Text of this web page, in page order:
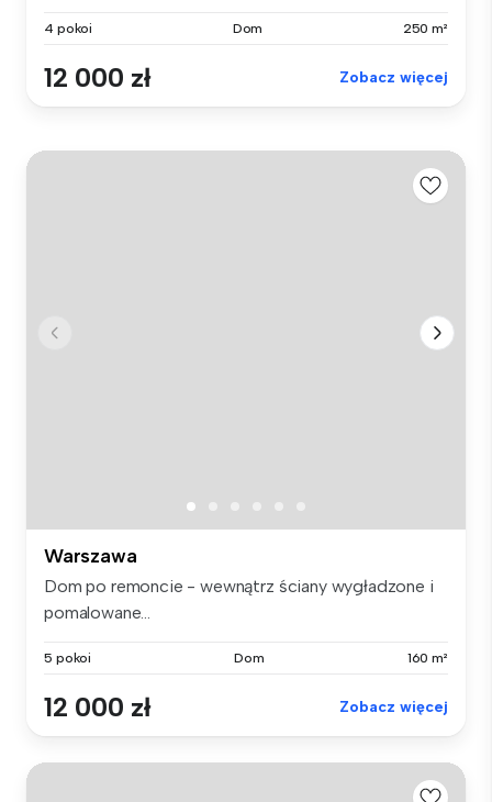
4 pokoi Dom 250 m²
12 000 zł Zobacz więcej
Warszawa
Dom po remoncie - wewnątrz ściany wygładzone i
pomalowane...
5 pokoi Dom 160 m²
12 000 zł Zobacz więcej